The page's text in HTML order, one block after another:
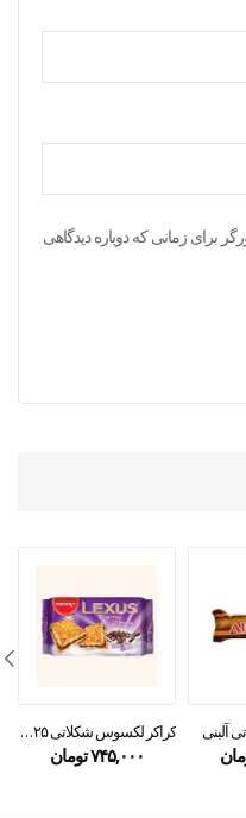
برای زمانی که دوباره دیدگاهی
آلبنی کراکر لکسوس شکلاتی ۲۲۵ گرمی
۷۴۵,۰۰۰تومان